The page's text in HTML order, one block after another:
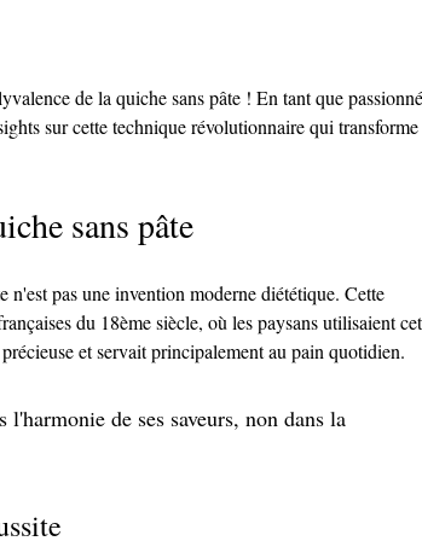
de la quiche sans pâte ! En tant que
sur cette technique révolutionnaire qui transforme
sans pâte
n'est pas une invention moderne diététique. Cette
du 18ème siècle, où les paysans utilisaient
et servait principalement au pain quotidien.
de ses saveurs, non dans la